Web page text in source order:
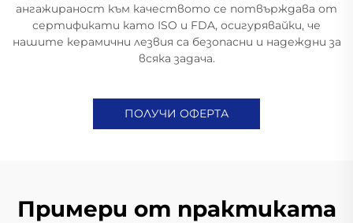
ангажираност към качеството се потвърждава от
сертификати като ISO и FDA, осигурявайки, че
нашите керамични лезвия са безопасни и надеждни за
всяка задача.
ПОЛУЧИ ОФЕРТА
Примери от практиката